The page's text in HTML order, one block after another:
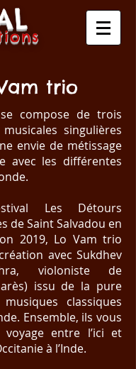
L
ns
trio
compose de trois
singulières
envie de métissage
avec les différentes
Les Détours
de Saint Salvadou en
2019, Lo Vam trio
avec Sukdhev
violoniste de
issu de la pure
classiques
Ensemble, ils vous
entre l’ici et
à l’Inde.